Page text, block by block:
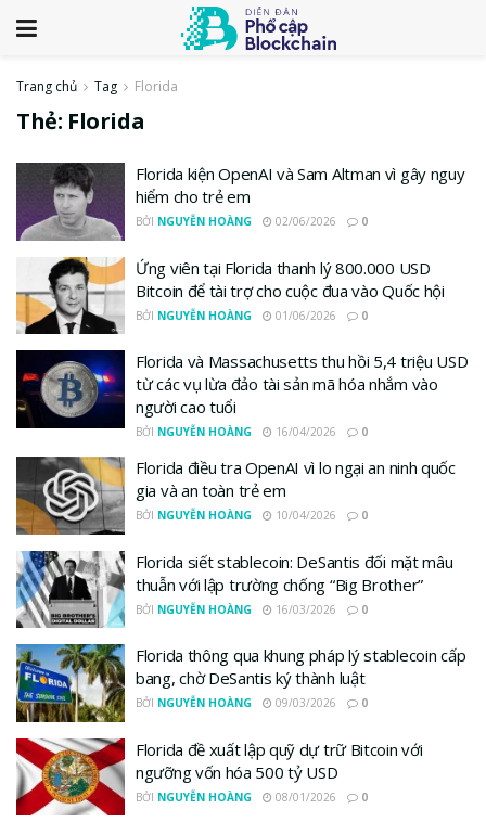
Trang chủ Tag Florida
Thẻ: Florida
Florida kiện OpenAI và Sam Altman vì gây nguy
hiểm cho trẻ em
BỞI NGUYỄN HOÀNG 02/06/2026 0
Ứng viên tại Florida thanh lý 800.000 USD
Bitcoin để tài trợ cho cuộc đua vào Quốc hội
BỞI NGUYỄN HOÀNG 01/06/2026 0
Florida và Massachusetts thu hồi 5,4 triệu USD
từ các vụ lừa đảo tài sản mã hóa nhắm vào
người cao tuổi
BỞI NGUYỄN HOÀNG 16/04/2026 0
Florida điều tra OpenAI vì lo ngại an ninh quốc
gia và an toàn trẻ em
BỞI NGUYỄN HOÀNG 10/04/2026 0
Florida siết stablecoin: DeSantis đối mặt mâu
thuẫn với lập trường chống “Big Brother”
BỞI NGUYỄN HOÀNG 16/03/2026 0
Florida thông qua khung pháp lý stablecoin cấp
bang, chờ DeSantis ký thành luật
BỞI NGUYỄN HOÀNG 09/03/2026 0
Florida đề xuất lập quỹ dự trữ Bitcoin với
ngưỡng vốn hóa 500 tỷ USD
BỞI NGUYỄN HOÀNG 08/01/2026 0